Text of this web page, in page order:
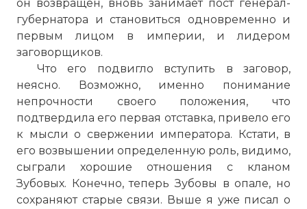
он возвращен, вновь занимает пост генерал-
губернатора и становиться одновременно и
первым лицом в империи, и лидером
заговорщиков.
Что его подвигло вступить в заговор,
неясно. Возможно, именно понимание
непрочности своего положения, что
подтвердила его первая отставка, привело его
к мысли о свержении императора. Кстати, в
его возвышении определенную роль, видимо,
сыграли хорошие отношения с кланом
Зубовых. Конечно, теперь Зубовы в опале, но
сохраняют старые связи. Выше я уже писал о